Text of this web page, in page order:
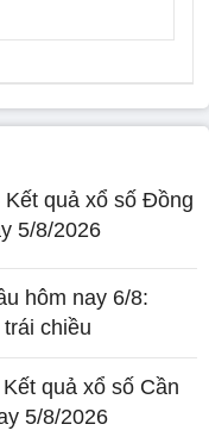
Kết quả xổ số Đồng
5/8/2026
hôm nay 6/8:
chiều
quả xổ số Cần
5/8/2026